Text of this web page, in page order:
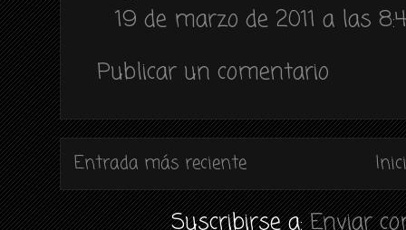
19 de marzo de 2011 a las
Publicar un comentario
Entrada más reciente
Suscribirse a:Enviar